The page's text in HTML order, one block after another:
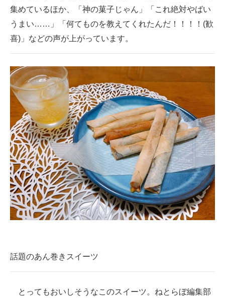
企業ITのトレンドを詳説
経営リーダーのコミュニティ
マーケ×ITの今がよく分かる
ITエンジニア向け専門サイト
企業向けIT製品の総合サイト
IT製品の技術・比較・事例
製造業のIT導入・活用を支援
モノづくり技術者専門サイト
エレクトロニクス専門サイト
電子設計の基本と応用
ちょっと気になるネットの話題
集めているほか、「神の菓子じゃん」「これ絶対やばい
うまい……」「何てものを教えてくれたんだ！！！！(歓
喜)」などの声が上がっています。
話題のあん巻きスイーツ
とってもおいしそうなこのスイーツ。ねとらぼ編集部